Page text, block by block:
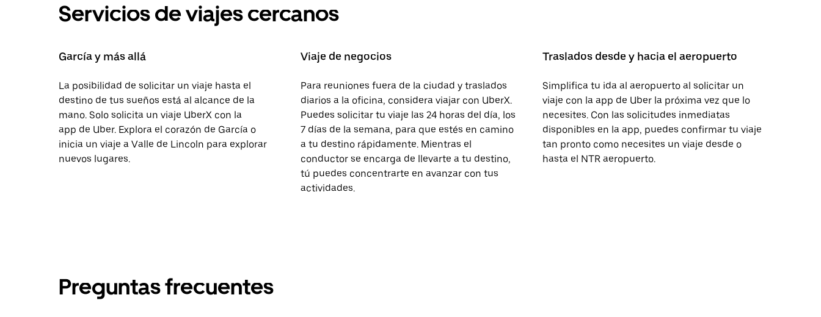
Servicios de viajes cercanos
García y más allá
La posibilidad de solicitar un viaje hasta el
destino de tus sueños está al alcance de la
mano. Solo solicita un viaje UberX con la
app de Uber. Explora el corazón de García o
inicia un viaje a Valle de Lincoln para explorar
nuevos lugares.
Viaje de negocios
Para reuniones fuera de la ciudad y traslados
diarios a la oficina, considera viajar con UberX.
Puedes solicitar tu viaje las 24 horas del día, los
7 días de la semana, para que estés en camino
a tu destino rápidamente. Mientras el
conductor se encarga de llevarte a tu destino,
tú puedes concentrarte en avanzar con tus
actividades.
Traslados desde y hacia el aeropuerto
Simplifica tu ida al aeropuerto al solicitar un
viaje con la app de Uber la próxima vez que lo
necesites. Con las solicitudes inmediatas
disponibles en la app, puedes confirmar tu viaje
tan pronto como necesites un viaje desde o
hasta el NTR aeropuerto.
Preguntas frecuentes